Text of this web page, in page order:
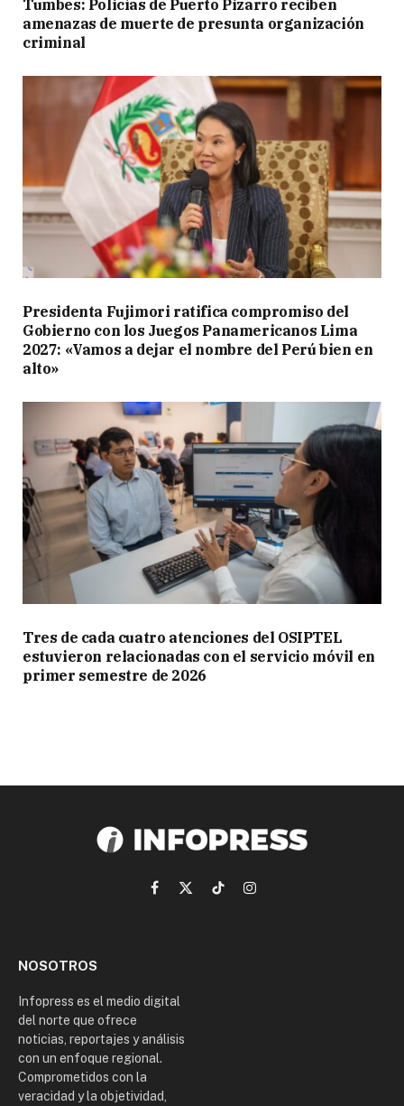
Tumbes: Policías de Puerto Pizarro reciben
amenazas de muerte de presunta organización
criminal
Presidenta Fujimori ratifica compromiso del
Gobierno con los Juegos Panamericanos Lima
2027: «Vamos a dejar el nombre del Perú bien en
alto»
Tres de cada cuatro atenciones del OSIPTEL
estuvieron relacionadas con el servicio móvil en
primer semestre de 2026
Facebook
X
TikTokInstagram
NOSOTROS
Infopress es el medio digital
del norte que ofrece
noticias, reportajes y análisis
con un enfoque regional.
Comprometidos con la
veracidad y la objetividad,